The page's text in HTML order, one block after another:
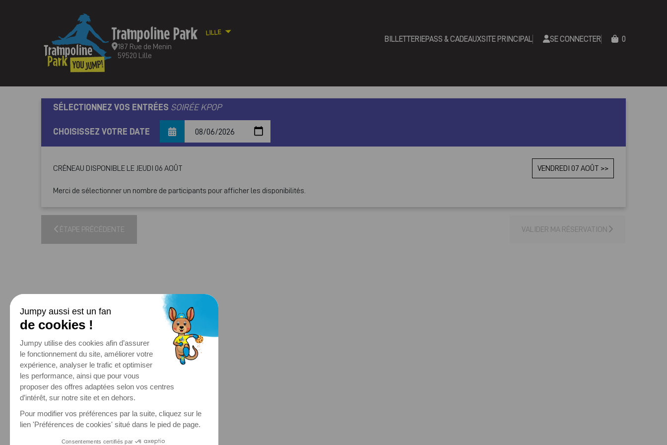
187 Rue de Menin
59520 Lille
LILLE
BILLETTERIEPASS & CADEAUXSITE PRINCIPAL SE CONNECTER 0
SÉLECTIONNEZ VOS ENTRÉES SOIRÉE KPOP
CHOISISSEZ VOTRE DATE
CRÉNEAU DISPONIBLE LE JEUDI 06 AOÛT VENDREDI 07 AOÛT >>
Merci de sélectionner un nombre de participants pour afficher les disponibilités.
ÉTAPE PRÉCÉDENTE VALIDER MA RÉSERVATION